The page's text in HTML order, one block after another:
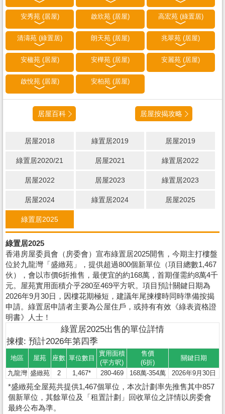
安秀苑 (居屋) 啟欣苑 (居屋) 高宏苑 (綠置居)
清濤苑 (綠置居) 朗天苑 (居屋) 兆翠苑 (居屋)
安楹苑 (居屋) 安樺苑 (居屋) 安麗苑 (居屋)
啟悅苑 (居屋) 安柏苑 (居屋)
居屋百科 居屋按揭攻略
居屋2018 綠置居2019 居屋2019
綠置居2020/21 居屋2021 綠置居2022
居屋2022 居屋2023 綠置居2023
居屋2024 綠置居2024 居屋2025
綠置居2025
綠置居2025
香港房屋委員會（房委會）宣布綠置居2025開售，今期主打樓盤
位於九龍灣「盛緻苑」，提供超過800個新單位（項目總數1,467
伙），會以市價6折推售，最便宜的約168萬，首期僅需約8萬4千
元。屋苑實用面積介乎280至469平方呎。項目預計關鍵日期為
2026年9月30日，因樓花期極短，建議年尾揀樓時同時準備按揭
申請。綠置居申請者主要為公屋住戶，或持有有效《綠表資格證
明書》人士！
綠置居2025出售的單位詳情
揀樓: 預計2026年第四季
地區 屋苑 座數 單位數目
實用面積
(平方呎)
售價
(6折)
關鍵日期
九龍灣 盛緻苑 2 1,467* 280-469 168萬-354萬 2026年9月30日
*盛緻苑全屋苑共提供1,467個單位，本次計劃率先推售其中857
個新單位，其餘單位及「租置計劃」回收單位之詳情以房委會
最終公布為準。